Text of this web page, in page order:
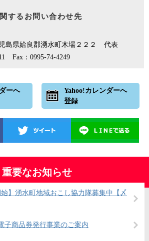
するお問い合わせ先
島県姶良郡湧水町木場２２２
代表
Fax：0995‐74‐4249
ーへ
Yahoo!カレンダーへ
登録
重要なお知らせ
始】湧水町地域おこし協力隊募集中【〆
子商品券発行事業のご案内